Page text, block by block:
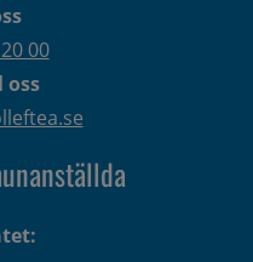
00
oss